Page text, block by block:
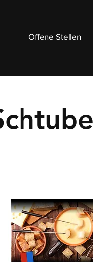
Offene Stellen